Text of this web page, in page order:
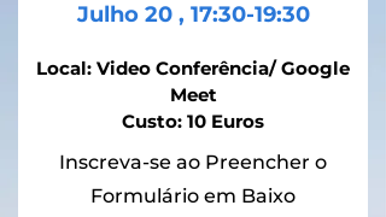
Julho 20 , 17:30-19:30
Local: Video Conferência/ Google
Meet
Custo: 10 Euros
Inscreva-se ao Preencher o
Formulário em Baixo